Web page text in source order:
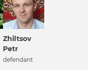
Zhiltsov
Petr
defendant